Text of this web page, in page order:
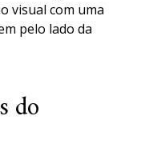
visual com uma
pelo lado da
do